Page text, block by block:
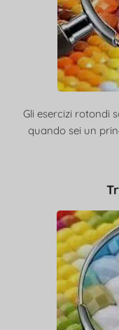
Gli esercizi rotondi
quando sei un